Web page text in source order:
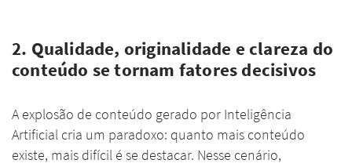
2. Qualidade, originalidade e clareza do
conteúdo se tornam fatores decisivos
A explosão de conteúdo gerado por Inteligência
Artificial cria um paradoxo: quanto mais conteúdo
existe, mais difícil é se destacar. Nesse cenário,